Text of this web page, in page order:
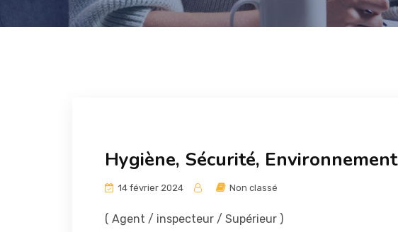
Hygiène, Sécurité, Environnement
14 février 2024 Non classé
( Agent / inspecteur / Supérieur )